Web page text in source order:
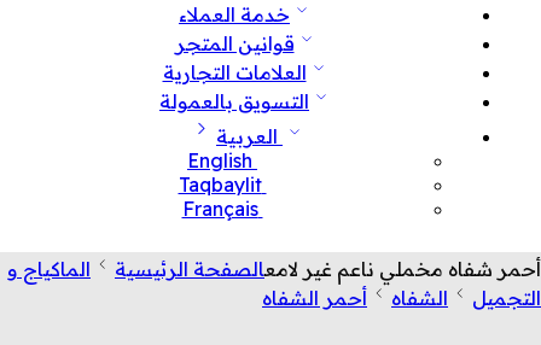
خدمة العملاء
قوانين المتجر
العلامات التجارية
التسويق بالعمولة
العربية
English
Taqbaylit
Français
أحمر شفاه مخملي ناعم غير لامعالصفحة الرئيسية
الماكياج و
التجميل
الشفاه أحمر الشفاه